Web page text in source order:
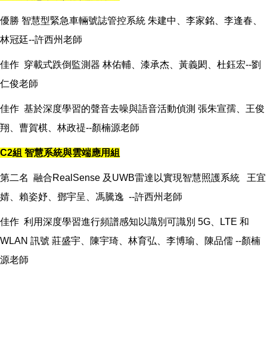
優勝 智慧型緊急車輛號誌管控系統 朱建中、李家銘、李逢春、
林冠廷--許西州老師
佳作 穿載式跌倒監測器 林佑輔、漆承杰、黃義閎、杜鈺宏--劉
仁俊老師
佳作 基於深度學習的聲音去噪與語音活動偵測 張朱宣孺、王俊
翔、曹賀棋、林政禔--顏楠源老師
C2組 智慧系統與雲端應用組
第二名 融合RealSense 及UWB雷達以實現智慧照護系統 王宜
婧、賴姿妤、鄧宇呈、馮騰逸 --許西州老師
佳作 利用深度學習進行頻譜感知以識別可識別 5G、LTE 和
WLAN 訊號 莊盛宇、陳宇琦、林育弘、李博瑜、陳品儒 --顏楠
源老師